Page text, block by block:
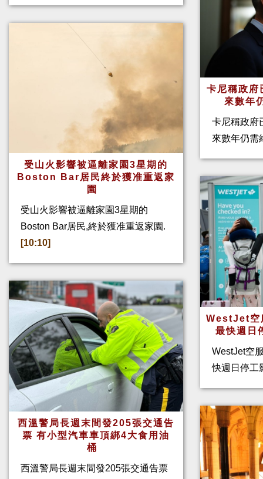
受山火影響被逼離家園3星期的
Boston Bar居民終於獲准重返家
園
受山火影響被逼離家園3星期的
Boston Bar居民,終於獲准重返家園.
[10:10]
西溫警局長週末間發205張交通告
票 有小型汽車車頂綁4大食用油
桶
西溫警局長週末間發205張交通告票
卡尼稱政府
來數年
卡尼稱政府
來數年仍需
WestJet空
最快週日
WestJet空
快週日停工